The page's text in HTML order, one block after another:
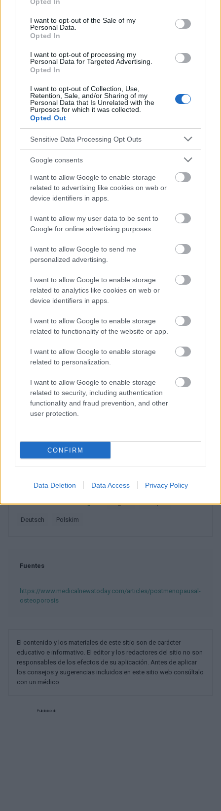
use your data for below specified purposes in below Google
consent section.
I want to opt-out of the Sale of my
Personal Data.
Opted In
I want to opt-out of processing my
Personal Data for Targeted Advertising.
Opted In
I want to opt-out of Collection, Use,
Retention, Sale, and/or Sharing of my
Personal Data that Is Unrelated with the
Purposes for which it was collected.
Opted Out
Sensitive Data Processing Opt Outs
Google consents
I want to allow Google to enable storage
related to advertising like cookies on web or
device identifiers in apps.
I want to allow my user data to be sent to
Google for online advertising purposes.
I want to allow Google to send me
personalized advertising.
I want to allow Google to enable storage
related to analytics like cookies on web or
device identifiers in apps.
I want to allow Google to enable storage
related to functionality of the website or app.
I want to allow Google to enable storage
related to personalization.
I want to allow Google to enable storage
related to security, including authentication
functionality and fraud prevention, and other
user protection.
CONFIRM
Data Deletion Data Access Privacy Policy
mujeres que tengan un mayor riesgo de padecer
acudir a las revisiones adecuadas: corren riesgo las
que fuman cigarrillos y abusan del alcohol, y
aquellas cuyos familiares han padecido
¿Interesante? ¡Compártelo en Facebook!
¿Quiere estar al día? Síganos en G oog leNews
RELACIONADO
Temas Menopausia Osteoporosis
Síntomas-menopausia
Afecciones de la menopausia y la peri-menopausia
Ginecología y obstetricia
Osteoporosis con fractura patológica
Osteoporosis posmenopáusica
Osteoporosis posmenopáusica con fractura patológica
Osteoporosis sin fractura patológica
menopausia y la peri-menopausia
Sistema genitourinario y hormonas sexuales
Mira también en la lengua english français
deutsch polskim
Fuentes
https://www.medicalnewstoday.com/articles/postmenopausal-
osteoporosis
El contenido y los materiales de este sitio son de carácter
educativo e informativo. El editor y los redactores del sitio no son
responsables de los efectos de su aplicación. Antes de aplicar
los consejos y sugerencias incluidos en este sitio web consúltalo
con un médico.
Publicidad: